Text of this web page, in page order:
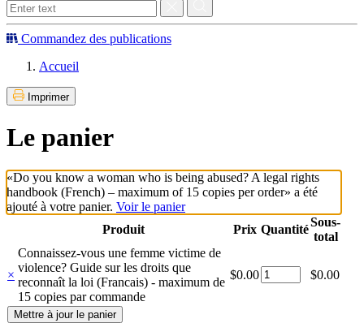
Commandez des publications
Accueil
Imprimer
Le panier
«Do you know a woman who is being abused? A legal rights
handbook (French) – maximum of 15 copies per order» a été
ajouté à votre panier. Voir le panier
l’élément
Produit Prix Quantité
Sous-
total
×
Connaissez-vous une femme victime de
violence? Guide sur les droits que
reconnaît la loi (Francais) - maximum de
15 copies par commande
$0.00 quantité
de
$0.00
Mettre à jour le panier